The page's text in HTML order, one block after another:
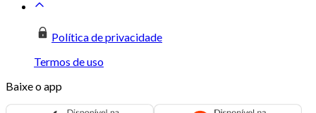
Política de privacidade
Termos de uso
Baixe o app